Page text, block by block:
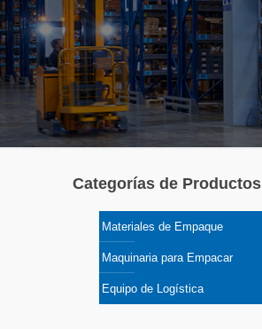
Categorías de Productos
Materiales de Empaque
Maquinaria para Empacar
Equipo de Logística